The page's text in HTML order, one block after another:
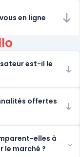
en ligne
est-il le
offertes
elles à
le marché ?